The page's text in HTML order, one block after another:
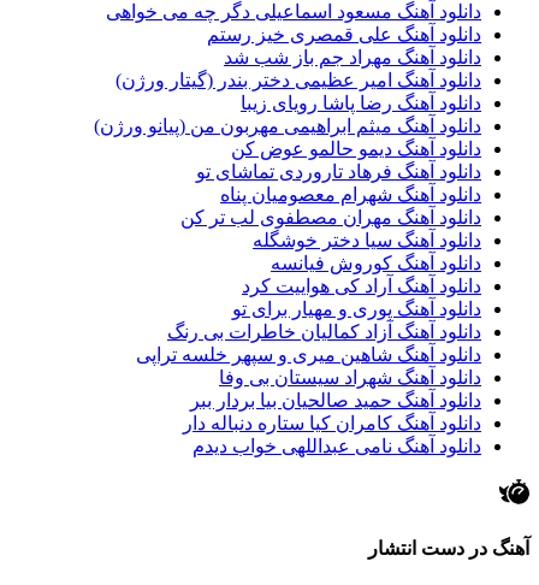
دانلود آهنگ مسعود اسماعیلی دگر چه می خواهی
دانلود آهنگ علی قمصری خیز رستم
دانلود آهنگ مهراد جم باز شب شد
دانلود آهنگ امیر عظیمی دختر بندر (گیتار ورژن)
دانلود آهنگ رضا پاشا رویای زیبا
دانلود آهنگ میثم ابراهیمی مهربون من (پیانو ورژن)
دانلود آهنگ دیمو حالمو عوض کن
دانلود آهنگ فرهاد تاروردی تماشای تو
دانلود آهنگ شهرام معصومیان پناه
دانلود آهنگ مهران مصطفوی لب تر کن
دانلود آهنگ سیا دختر خوشگله
دانلود آهنگ کوروش فیانسه
دانلود آهنگ آراد کی هواییت کرد
دانلود آهنگ پوری و مهیار برای تو
دانلود آهنگ آزاد کمالیان خاطرات بی رنگ
دانلود آهنگ شاهین میری و سپهر خلسه تراپی
دانلود آهنگ شهراد سیستان بی وفا
دانلود آهنگ حمید صالحیان بیا بردار ببر
دانلود آهنگ کامران کیا ستاره دنباله دار
دانلود آهنگ نامی عبداللهی خواب دیدم
آهنگ در دست انتشار